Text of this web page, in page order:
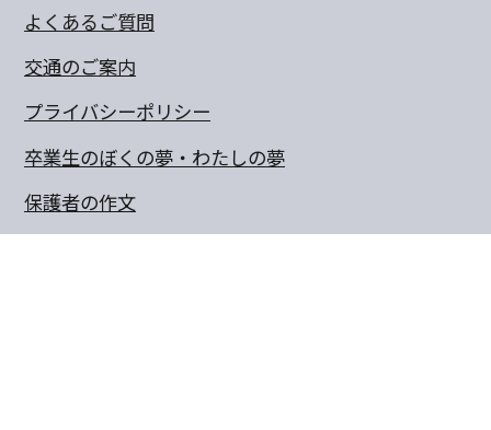
よくあるご質問
交通のご案内
プライバシーポリシー
卒業生のぼくの夢・わたしの夢
保護者の作文